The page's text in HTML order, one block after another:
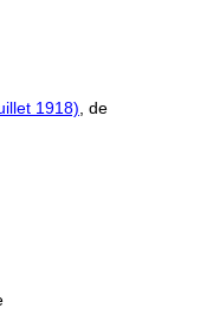
1918) , de